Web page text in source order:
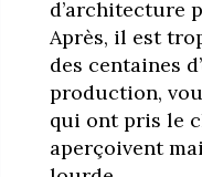
d’architecture
Après, il est
des centaines
production,
qui ont pris le
aperçoivent